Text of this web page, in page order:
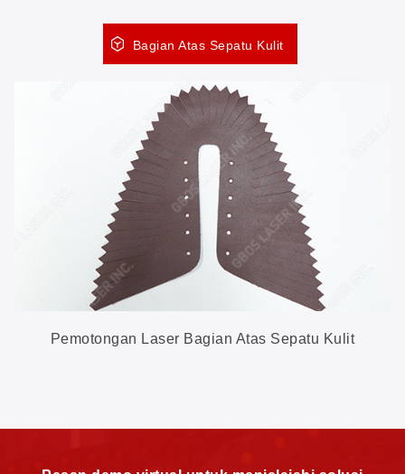
Bagian Atas Sepatu Kulit
Pemotongan Laser Bagian Atas Sepatu Kulit